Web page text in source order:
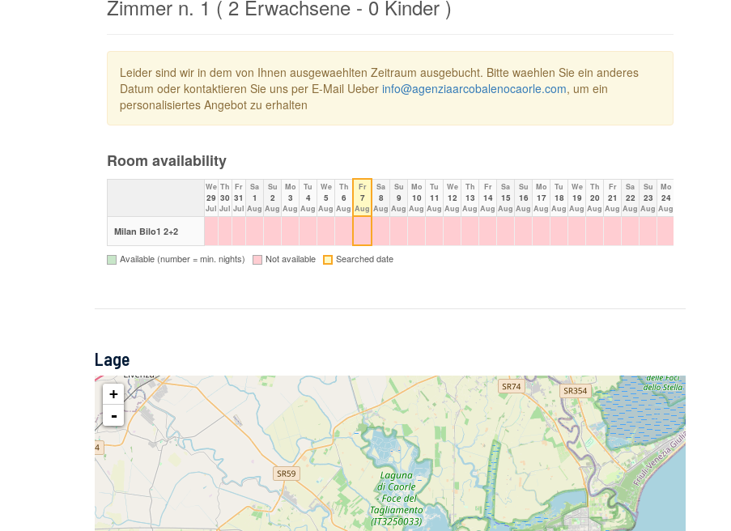
Lage
+
-